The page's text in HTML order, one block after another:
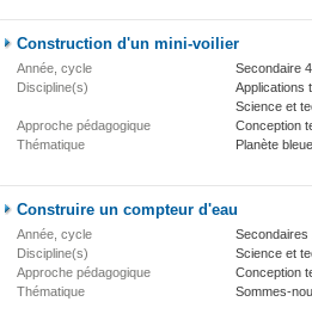
Construction d'un mini-voilier
Année, cycle
Secondaire
Discipline(s)
Applications
Science et
Approche pédagogique
Conception
Thématique
Planète bleue
Construire un compteur d'eau
Année, cycle
Secondaires
Discipline(s)
Science et
Approche pédagogique
Conception
Thématique
Sommes-